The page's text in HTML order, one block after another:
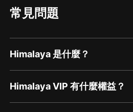
常見問題
Himalaya 是什麼？
Himalaya VIP 有什麼權益？